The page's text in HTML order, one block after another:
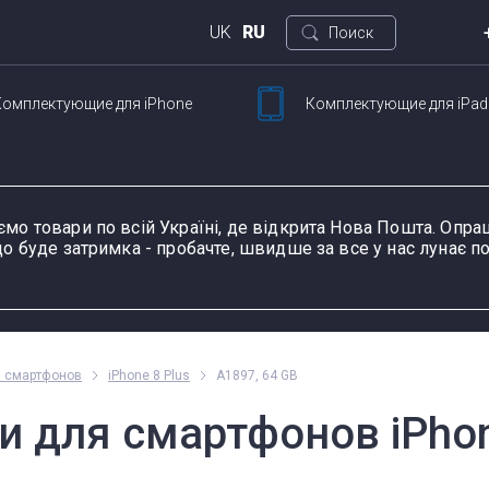
товари по всій Україні, де відкрита Нова Пошта.
затримка - пробачте, швидше за все у нас лунає
UK RU Поиск
Киев
ноутбуков
для iPhone
для смартфонов
Комплектующие для iPad
планшетов
устройства, модель или серию
iPhone 8 Plus A1897, 64 GB
для смартфонов